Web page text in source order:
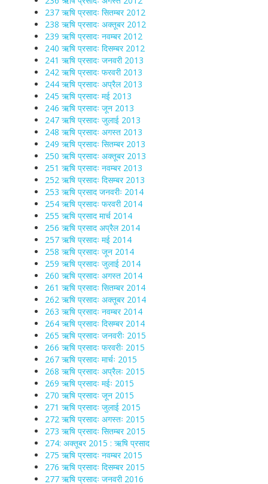
237 ऋषि प्रसादः सितम्बर 2012
238 ऋषि प्रसादः अक्तूबर 2012
239 ऋषि प्रसादः नवम्बर 2012
240 ऋषि प्रसादः दिसम्बर 2012
241 ऋषि प्रसादः जनवरी 2013
242 ऋषि प्रसादः फरवरी 2013
244 ऋषि प्रसादः अप्रैल 2013
245 ऋषि प्रसादः मई 2013
246 ऋषि प्रसादः जून 2013
247 ऋषि प्रसादः जुलाई 2013
248 ऋषि प्रसादः अगस्त 2013
249 ऋषि प्रसादः सितम्बर 2013
250 ऋषि प्रसादः अक्तूबर 2013
251 ऋषि प्रसादः नवम्बर 2013
252 ऋषि प्रसादः दिसम्बर 2013
253 ऋषि प्रसाद जनवरीः 2014
254 ऋषि प्रसादः फरवरी 2014
255 ऋषि प्रसाद मार्च 2014
256 ऋषि प्रसाद अप्रैल 2014
257 ऋषि प्रसादः मई 2014
258 ऋषि प्रसादः जून 2014
259 ऋषि प्रसादः जुलाई 2014
260 ऋषि प्रसादः अगस्त 2014
261 ऋषि प्रसादः सितम्बर 2014
262 ऋषि प्रसादः अक्तूबर 2014
263 ऋषि प्रसादः नवम्बर 2014
264 ऋषि प्रसादः दिसम्बर 2014
265 ऋषि प्रसादः जनवरीः 2015
266 ऋषि प्रसादः फरवरीः 2015
267 ऋषि प्रसादः मार्चः 2015
268 ऋषि प्रसादः अप्रैलः 2015
269 ऋषि प्रसादः मईः 2015
270 ऋषि प्रसादः जून 2015
271 ऋषि प्रसादः जुलाई 2015
272 ऋषि प्रसादः अगस्तः 2015
273 ऋषि प्रसादः सितम्बर 2015
274: अक्तूबर 2015 : ऋषि प्रसाद
275 ऋषि प्रसादः नवम्बर 2015
276 ऋषि प्रसादः दिसम्बर 2015
277 ऋषि प्रसादः जनवरी 2016